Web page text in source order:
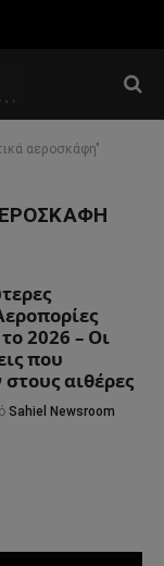
αεροσκάφη"
2026 – Οι
που
αιθέρες
Sahiel Newsroom